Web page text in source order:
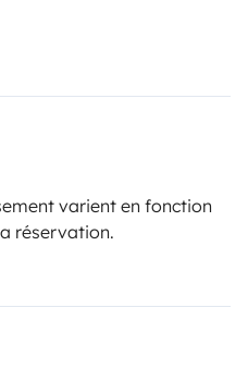
varient en fonction
réservation.